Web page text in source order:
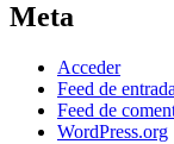
Meta
Acceder
Feed de
Feed de
WordPress.org